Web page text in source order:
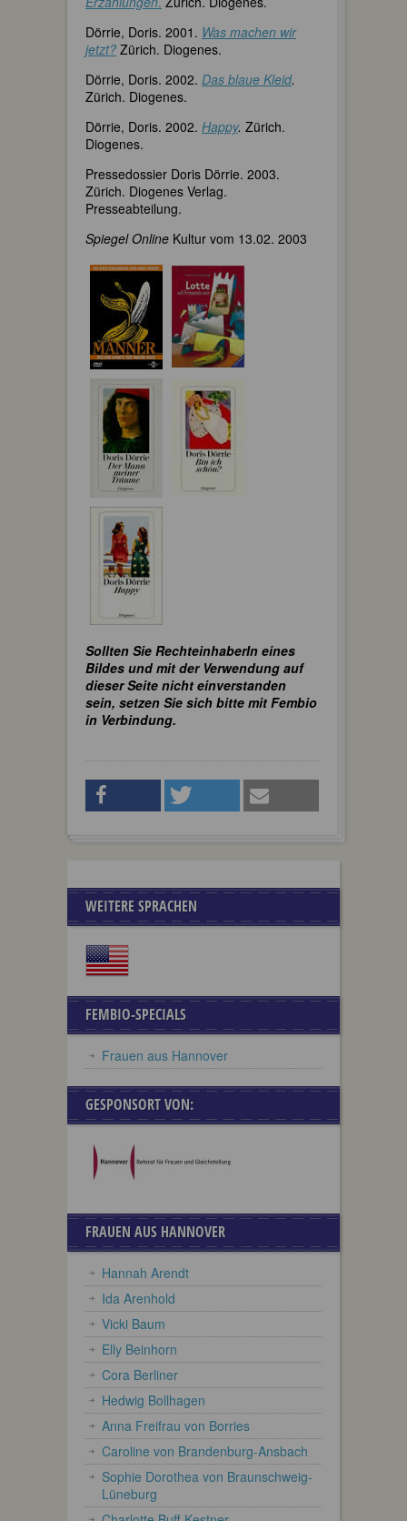
Dörrie, Doris. 2001. Was machen wir
jetzt? Zürich. Diogenes.
Dörrie, Doris. 2002. Das blaue Kleid.
Zürich. Diogenes.
Dörrie, Doris. 2002. Happy. Zürich.
Diogenes.
Pressedossier Doris Dörrie. 2003.
Zürich. Diogenes Verlag.
Presseabteilung.
Spiegel Online Kultur vom 13.02. 2003
Sollten Sie RechteinhaberIn eines
Bildes und mit der Verwendung auf
dieser Seite nicht einverstanden
sein, setzen Sie sich bitte mit Fembio
in Verbindung.
WEITERE SPRACHEN
FEMBIO-SPECIALS
Frauen aus Hannover
GESPONSORT VON:
FRAUEN AUS HANNOVER
Hannah Arendt
Ida Arenhold
Vicki Baum
Elly Beinhorn
Cora Berliner
Hedwig Bollhagen
Anna Freifrau von Borries
Caroline von Brandenburg-Ansbach
Sophie Dorothea von Braunschweig-
Lüneburg